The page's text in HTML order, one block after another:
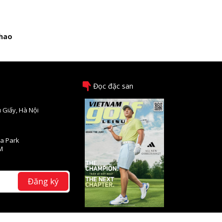
Giấy, Hà Nội
Park
Đăng ký
Đọc đặc san